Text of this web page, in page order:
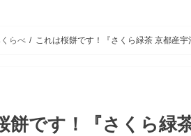
らべ これは桜餅です！『さくら緑茶 京都産
餅です！『さくら緑